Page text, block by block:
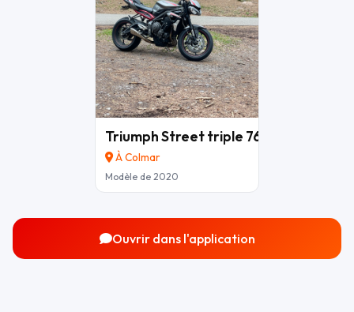
Triumph Street triple 765 R
À Colmar
Modèle de 2020
Ouvrir dans l'application